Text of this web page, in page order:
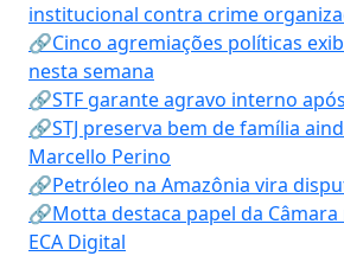
institucional contra crime
🔗Cinco agremiações políticas
nesta semana
🔗STF garante agravo interno
🔗STJ preserva bem de família
Marcello Perino
🔗Petróleo na Amazônia vira
🔗Motta destaca papel da
ECA Digital